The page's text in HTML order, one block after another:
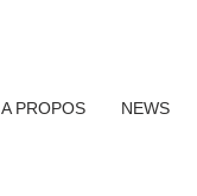
A PROPOS NEWS